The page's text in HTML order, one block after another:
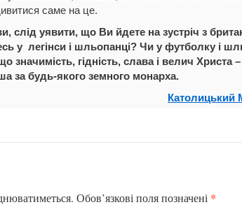
саме на це.
слід уявити, що Ви йдете на зустріч з
у легінси і шльопанці? Чи у футболку і
значимість, гідність, слава і велич Христа
за будь-якого земного монарха.
Католицький
Обов’язкові поля позначені *